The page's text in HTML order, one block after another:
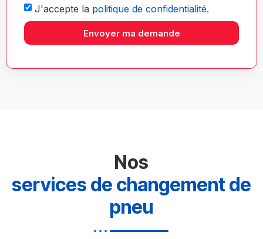
J'accepte la politique de confidentialité.
Envoyer ma demande
Nos
services de changement de
pneu